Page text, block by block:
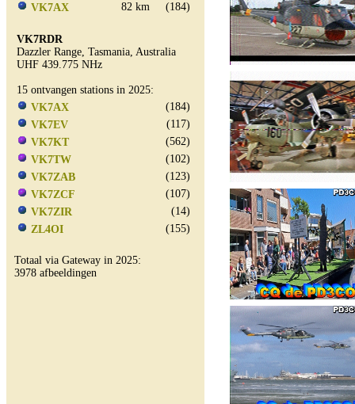
VK7AX
82 km (184)
VK7RDR
Dazzler Range, Tasmania, Australia
UHF 439.775 NHz
15 ontvangen stations in 2025:
VK7AX
(184)
VK7EV
(117)
VK7KT
(562)
VK7TW
(102)
VK7ZAB
(123)
VK7ZCF
(107)
VK7ZIR
(14)
ZL4OI
(155)
Totaal via Gateway in 2025:
3978 afbeeldingen